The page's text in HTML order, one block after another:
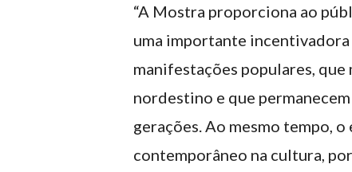
“A Mostra proporciona ao
uma importante incentivadora
manifestações populares,
nordestino e que
gerações. Ao mesmo tempo,
contemporâneo na cultura,